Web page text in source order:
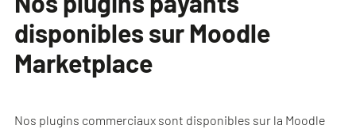
disponibles sur Moodle
Marketplace
Nos plugins commerciaux sont disponibles sur la Moodle